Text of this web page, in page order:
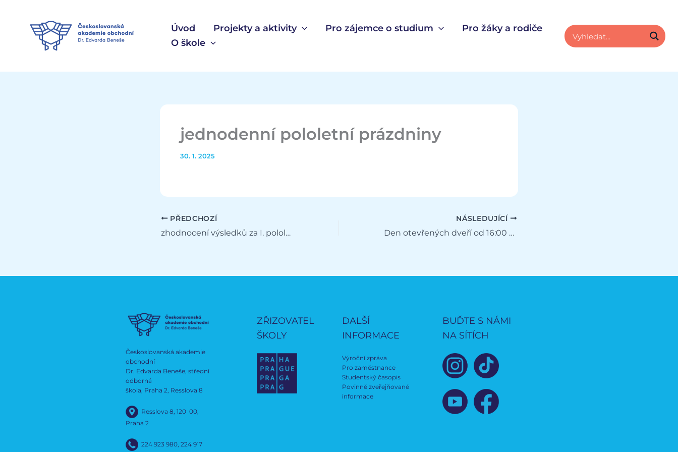
Úvod Projekty a aktivity Pro zájemce o studium
Pro žáky a rodiče
O škole
jednodenní pololetní prázdniny
30. 1. 2025
PŘEDCHOZÍ
zhodnocení výsledků za I. pololetí, vydání výpisů z vysvědčení konec 1. pololetí
NÁSLEDUJÍCÍ
Den otevřených dveří od 16:00 h do 18:30 h
Českoslovanská akademie
obchodní
Dr. Edvarda Beneše, střední
odborná
škola, Praha 2, Resslova 8
Resslova 8, 120 00,
Praha 2
224 923 980 ,224 917
ZŘIZOVATEL
ŠKOLY
DALŠÍ
INFORMACE
Výroční zpráva
Pro zaměstnance
Studentský časopis
Povinně zveřejňované
informace
BUĎTE S NÁMI
NA SÍTÍCH